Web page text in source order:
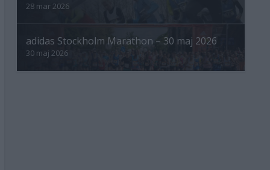
28 mar 2026
adidas Stockholm Marathon – 30 maj 2026
30 maj 2026